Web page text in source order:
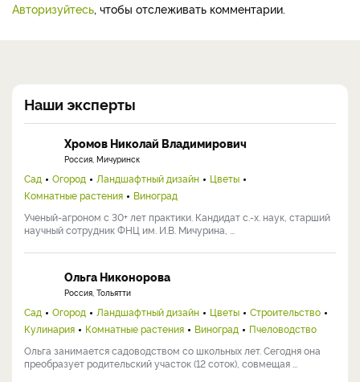
Авторизуйтесь, чтобы отслеживать комментарии.
Наши эксперты
Хромов Николай Владимирович
Россия, Мичуринск
Сад Огород Ландшафтный дизайн
Цветы
Комнатные растения
Виноград
Ученый-агроном с 30+ лет практики. Кандидат с.-х. наук, старший
научный сотрудник ФНЦ им. И.В. Мичурина, ...
Ольга Никонорова
Россия, Тольятти
Сад Огород Ландшафтный дизайн Цветы
Строительство
Кулинария
Комнатные растения Виноград
Пчеловодство
Ольга занимается садоводством со школьных лет. Сегодня она
преобразует родительский участок (12 соток), совмещая ...